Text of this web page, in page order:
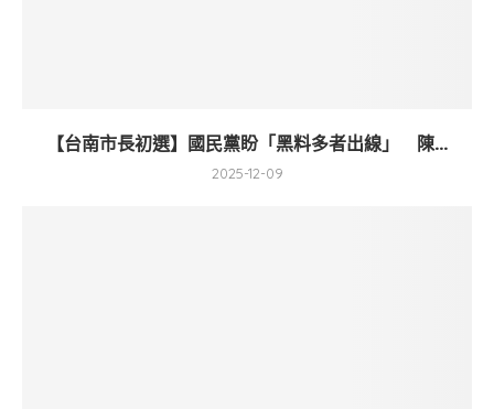
【台南市長初選】國民黨盼「黑料多者出線」 陳...
2025-12-09